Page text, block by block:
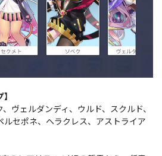
ヴェルダンディ、ウルド、スクルド、
ルセポネ、ヘラクレス、アストライア